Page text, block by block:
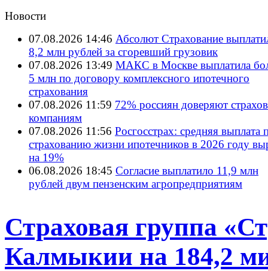
Новости
07.08.2026 14:46 Абсолют Страхование
8,2 млн рублей за сгоревший грузовик
07.08.2026 13:49 МАКС в Москве выплатила
5 млн по договору комплексного ипотечного
страхования
07.08.2026 11:59 72% россиян доверяют
компаниям
07.08.2026 11:56 Росгосстрах: средняя выплата
страхованию жизни ипотечников в 2026 году
на 19%
06.08.2026 18:45 Согласие выплатило 11,9 млн
рублей двум пензенским агропредприятиям
Страховая группа
Калмыкии на 184,2